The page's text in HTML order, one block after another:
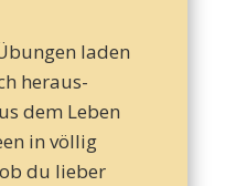
laden
heraus­
dem Leben
in völlig
du lieber